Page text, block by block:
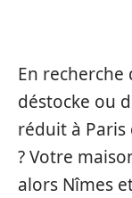
En recherche
déstocke ou
réduit à
? Votre
alors Nîmes